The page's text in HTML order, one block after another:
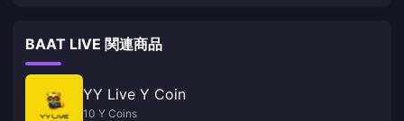
BAAT LIVE 関連商品
YY Live Y Coin
10 Y Coins